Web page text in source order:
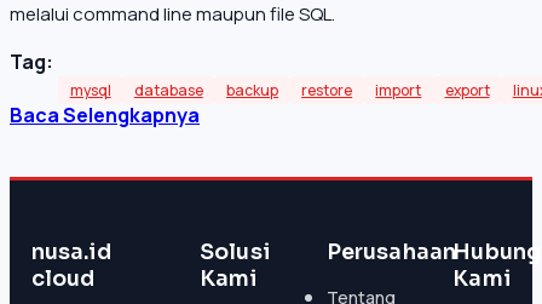
melalui command line maupun file SQL.
Tag:
mysql database backup restore import export
Baca Selengkapnya
nusa.id
cloud
Solusi
Kami
Perusahaan
Tentang
Kami